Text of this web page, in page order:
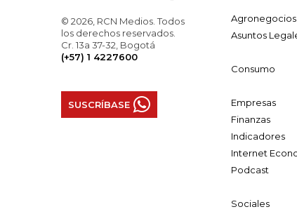
© 2026, RCN Medios. Todos
los derechos reservados.
Cr. 13a 37-32, Bogotá
(+57) 1 4227600
SUSCRÍBASE
Agronegocios
Asuntos
Consumo
Empresas
Finanzas
Indicadores
Internet
Podcast
Sociales